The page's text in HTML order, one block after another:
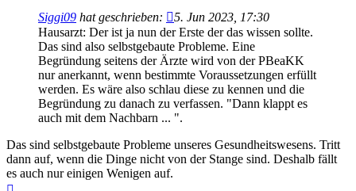
Siggi09 hat geschrieben:
5. Jun 2023, 17:30
Hausarzt: Der ist ja nun der Erste der das wissen sollte.
Das sind also selbstgebaute Probleme. Eine
Begründung seitens der Ärzte wird von der PBeaKK
nur anerkannt, wenn bestimmte Voraussetzungen erfüllt
werden. Es wäre also schlau diese zu kennen und die
Begründung zu danach zu verfassen. "Dann klappt es
auch mit dem Nachbarn ... ".
Das sind selbstgebaute Probleme unseres Gesundheitswesens. Tritt
dann auf, wenn die Dinge nicht von der Stange sind. Deshalb fällt
es auch nur einigen Wenigen auf.